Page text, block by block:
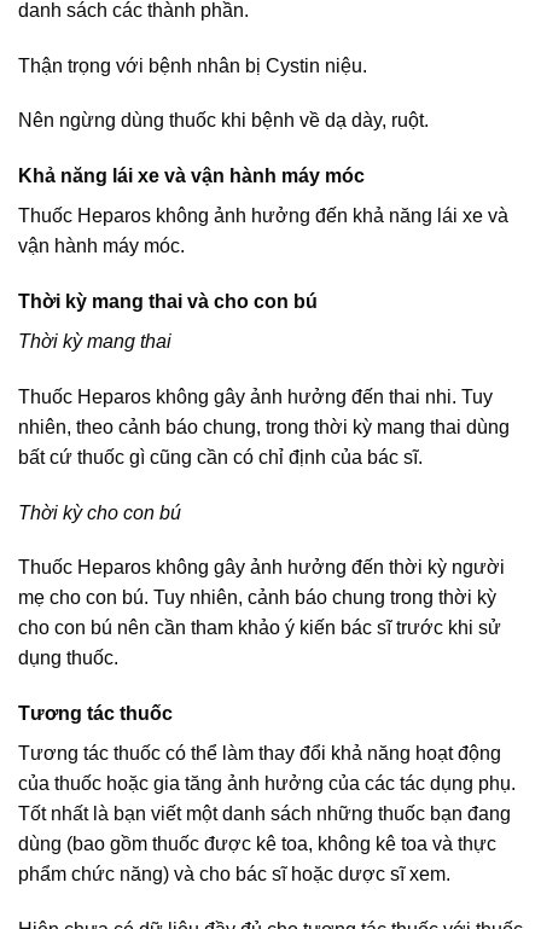
danh sách các thành phần.
Thận trọng với bệnh nhân bị Cystin niệu.
Nên ngừng dùng thuốc khi bệnh về dạ dày, ruột.
Khả năng lái xe và vận hành máy móc
Thuốc Heparos không ảnh hưởng đến khả năng lái xe và
vận hành máy móc.
Thời kỳ mang thai và cho con bú
Thời kỳ mang thai
Thuốc Heparos không gây ảnh hưởng đến thai nhi. Tuy
nhiên, theo cảnh báo chung, trong thời kỳ mang thai dùng
bất cứ thuốc gì cũng cần có chỉ định của bác sĩ.
Thời kỳ cho con bú
Thuốc Heparos không gây ảnh hưởng đến thời kỳ người
mẹ cho con bú. Tuy nhiên, cảnh báo chung trong thời kỳ
cho con bú nên cần tham khảo ý kiến bác sĩ trước khi sử
dụng thuốc.
Tương tác thuốc
Tương tác thuốc có thể làm thay đổi khả năng hoạt động
của thuốc hoặc gia tăng ảnh hưởng của các tác dụng phụ.
Tốt nhất là bạn viết một danh sách những thuốc bạn đang
dùng (bao gồm thuốc được kê toa, không kê toa và thực
phẩm chức năng) và cho bác sĩ hoặc dược sĩ xem.